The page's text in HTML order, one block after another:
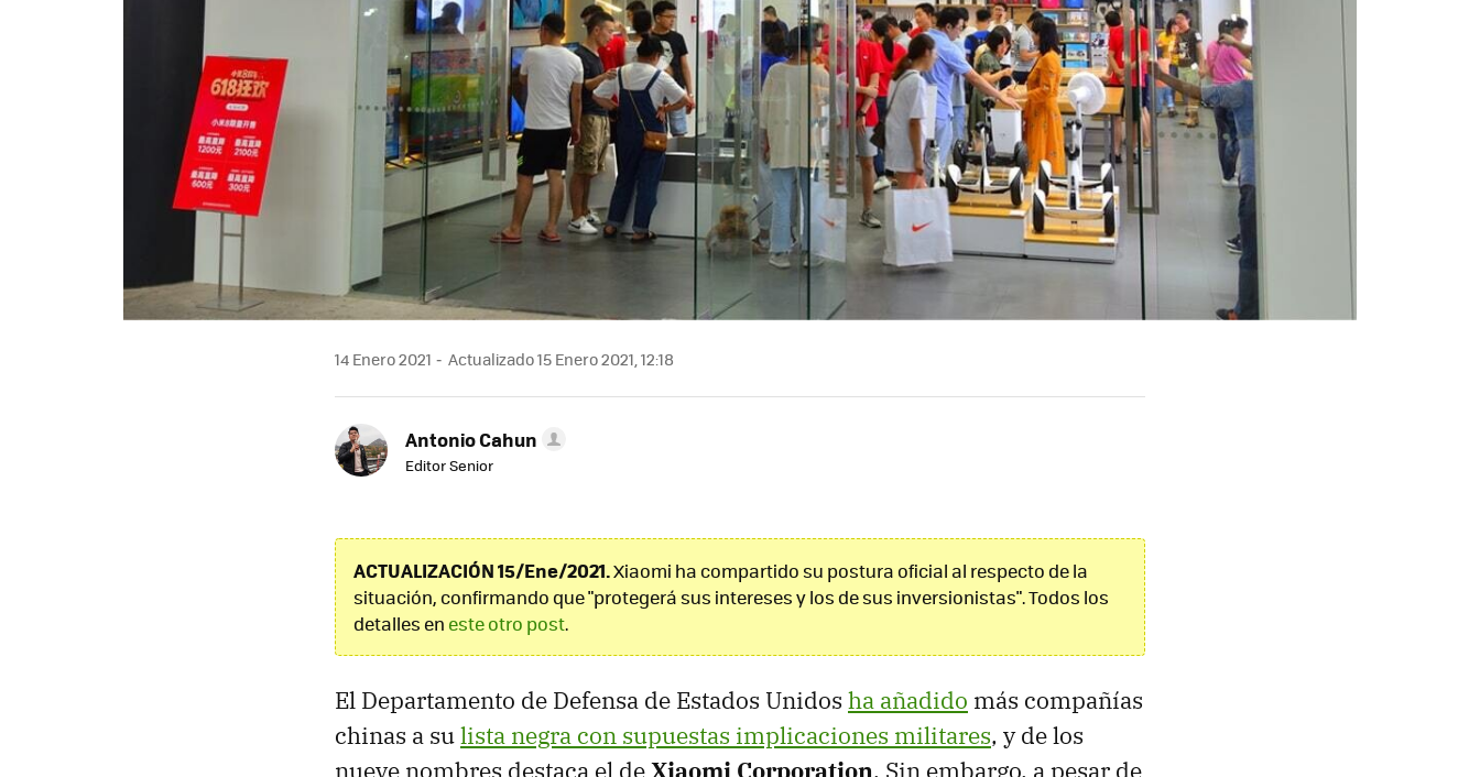
14 Enero 2021 Actualizado 15 Enero 2021, 12:18
Antonio Cahun
Editor Senior
ACTUALIZACIÓN 15/Ene/2021.Xiaomi ha compartido su postura oficial al respecto de la
situación, confirmando que "protegerá sus intereses y los de sus inversionistas". Todos los
detalles en este otro post.
El Departamento de Defensa de Estados Unidos ha añadido más compañías
chinas a sulista negra con supuestas implicaciones militares, y de los
nueve nombres destaca el deXiaomi Corporation. Sin embargo, a pesar de